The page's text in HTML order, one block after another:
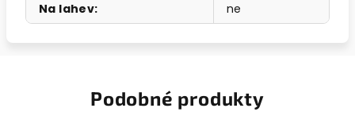
Na lahev: ne
Podobné produkty